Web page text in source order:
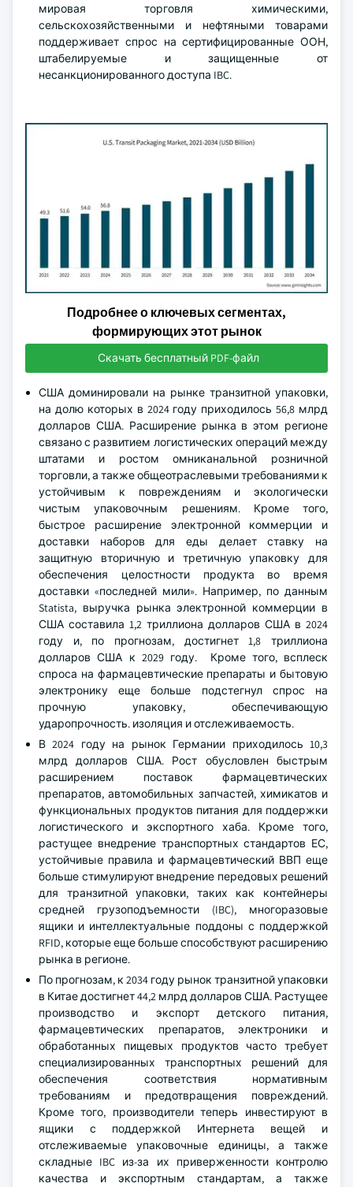
мировая торговля химическими,
сельскохозяйственными и нефтяными товарами
поддерживает спрос на сертифицированные ООН,
штабелируемые и защищенные от
несанкционированного доступа IBC.
Подробнее о ключевых сегментах,
формирующих этот рынок
Скачать бесплатный PDF-файл
США доминировали на рынке транзитной упаковки,
на долю которых в 2024 году приходилось 56,8 млрд
долларов США. Расширение рынка в этом регионе
связано с развитием логистических операций между
штатами и ростом омниканальной розничной
торговли, а также общеотраслевыми требованиями к
устойчивым к повреждениям и экологически
чистым упаковочным решениям. Кроме того,
быстрое расширение электронной коммерции и
доставки наборов для еды делает ставку на
защитную вторичную и третичную упаковку для
обеспечения целостности продукта во время
доставки «последней мили». Например, по данным
Statista, выручка рынка электронной коммерции в
США составила 1,2 триллиона долларов США в 2024
году и, по прогнозам, достигнет 1,8 триллиона
долларов США к 2029 году. Кроме того, всплеск
спроса на фармацевтические препараты и бытовую
электронику еще больше подстегнул спрос на
прочную упаковку, обеспечивающую
ударопрочность. изоляция и отслеживаемость.
В 2024 году на рынок Германии приходилось 10,3
млрд долларов США. Рост обусловлен быстрым
расширением поставок фармацевтических
препаратов, автомобильных запчастей, химикатов и
функциональных продуктов питания для поддержки
логистического и экспортного хаба. Кроме того,
растущее внедрение транспортных стандартов ЕС,
устойчивые правила и фармацевтический ВВП еще
больше стимулируют внедрение передовых решений
для транзитной упаковки, таких как контейнеры
средней грузоподъемности (IBC), многоразовые
ящики и интеллектуальные поддоны с поддержкой
RFID, которые еще больше способствуют расширению
рынка в регионе.
По прогнозам, к 2034 году рынок транзитной упаковки
в Китае достигнет 44,2 млрд долларов США. Растущее
производство и экспорт детского питания,
фармацевтических препаратов, электроники и
обработанных пищевых продуктов часто требует
специализированных транспортных решений для
обеспечения соответствия нормативным
требованиям и предотвращения повреждений.
Кроме того, производители теперь инвестируют в
ящики с поддержкой Интернета вещей и
отслеживаемые упаковочные единицы, а также
складные IBC из-за их приверженности контролю
качества и экспортным стандартам, а также